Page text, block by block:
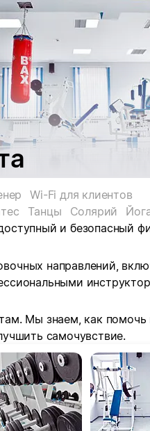
Wi-Fi для клиентов
Танцы Солярий
и безопасный
направлений,
Мы знаем, как
самочувствие.